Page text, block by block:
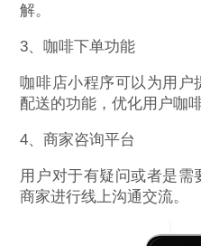
解。
3、咖啡下单功能
咖啡店小程序可以为用户
配送的功能，优化用户咖
4、商家咨询平台
用户对于有疑问或者是
商家进行线上沟通交流。